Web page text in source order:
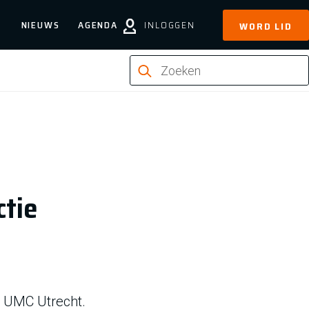
NIEUWS AGENDA INLOGGEN WORD LID
Utrecht.